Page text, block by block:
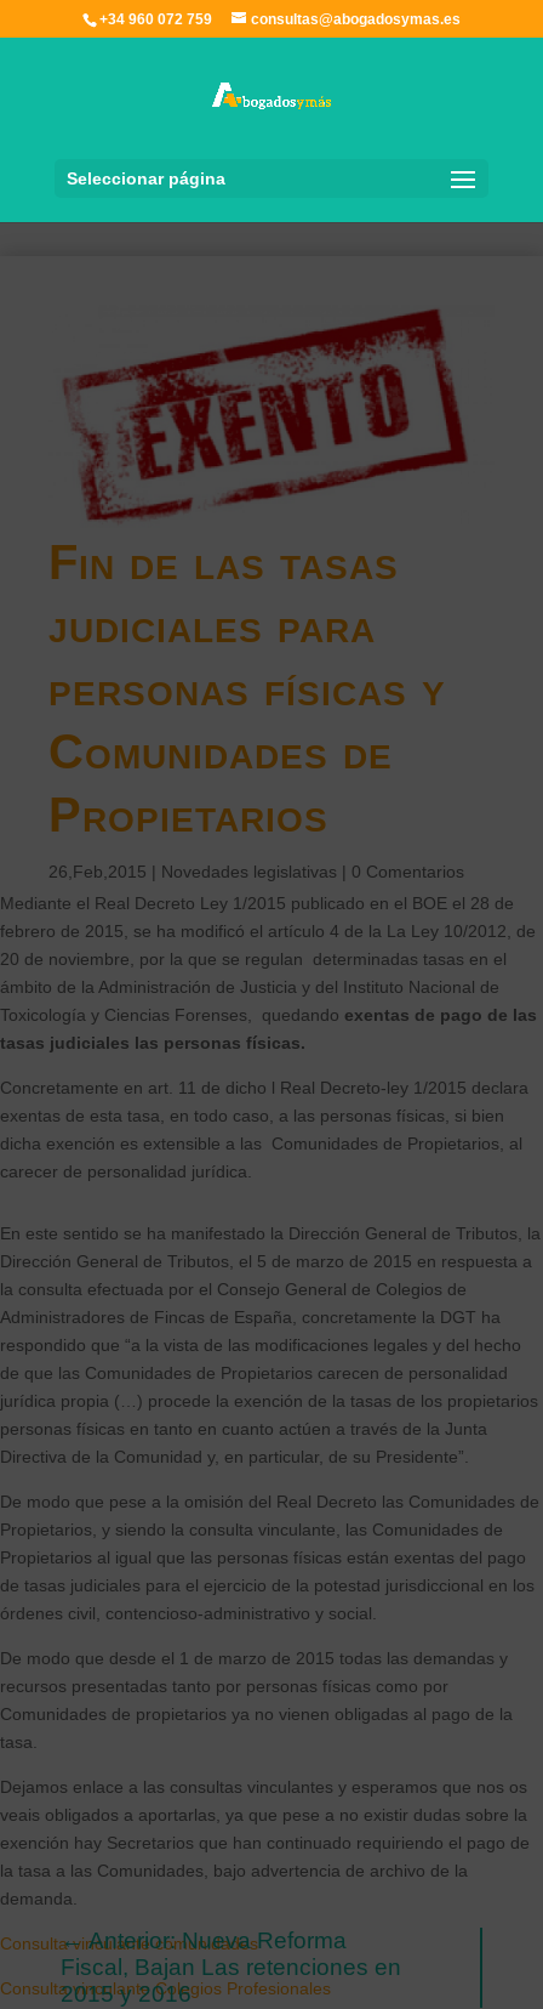
+34 960 072 759 consultas@abogadosymas.es
Seleccionar página
Fin de las tasas
judiciales para
personas físicas y
Comunidades de
Propietarios
26,Feb,2015 | Novedades legislativas | 0 Comentarios
Mediante el Real Decreto Ley 1/2015 publicado en el BOE el 28 de
febrero de 2015, se ha modificó el artículo 4 de la La Ley 10/2012, de
20 de noviembre, por la que se regulan determinadas tasas en el
ámbito de la Administración de Justicia y del Instituto Nacional de
Toxicología y Ciencias Forenses, quedando exentas de pago de las
tasas judiciales las personas físicas.
Concretamente en art. 11 de dicho l Real Decreto-ley 1/2015 declara
exentas de esta tasa, en todo caso, a las personas físicas, si bien
dicha exención es extensible a las Comunidades de Propietarios, al
carecer de personalidad jurídica.
En este sentido se ha manifestado la Dirección General de Tributos, la
Dirección General de Tributos, el 5 de marzo de 2015 en respuesta a
la consulta efectuada por el Consejo General de Colegios de
Administradores de Fincas de España, concretamente la DGT ha
respondido que “a la vista de las modificaciones legales y del hecho
de que las Comunidades de Propietarios carecen de personalidad
jurídica propia (…) procede la exención de la tasas de los propietarios
personas físicas en tanto en cuanto actúen a través de la Junta
Directiva de la Comunidad y, en particular, de su Presidente”.
De modo que pese a la omisión del Real Decreto las Comunidades de
Propietarios, y siendo la consulta vinculante, las Comunidades de
Propietarios al igual que las personas físicas están exentas del pago
de tasas judiciales para el ejercicio de la potestad jurisdiccional en los
órdenes civil, contencioso-administrativo y social.
De modo que desde el 1 de marzo de 2015 todas las demandas y
recursos presentadas tanto por personas físicas como por
Comunidades de propietarios ya no vienen obligadas al pago de la
tasa.
Dejamos enlace a las consultas vinculantes y esperamos que nos os
veais obligados a aportarlas, ya que pese a no existir dudas sobre la
exención hay Secretarios que han continuado requiriendo el pago de
la tasa a las Comunidades, bajo advertencia de archivo de la
demanda.
Consulta vinculante comunidades
Consulta vinculante Colegios Profesionales
←Anterior: Nueva Reforma
Fiscal, Bajan Las retenciones en
2015 y 2016